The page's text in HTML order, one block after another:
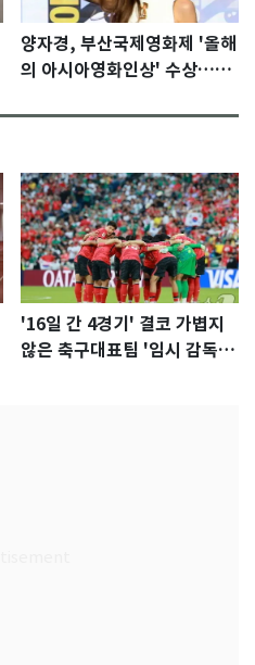
양자경, 부산국제영화제 '올해
의 아시아영화인상' 수상…15
'16일 간 4경기' 결코 가볍지
않은 축구대표팀 '임시 감독'